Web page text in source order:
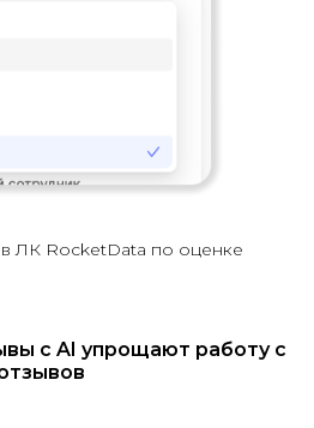
ЛК RocketData по оценке
с AI упрощают работу с